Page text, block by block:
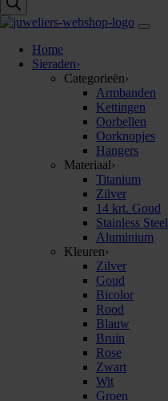
Home
Sieraden›
Categorieën›
Armbanden
Kettingen
Oorbellen
Oorknopjes
Hangers
Materiaal›
Titanium
Zilver
14 krt. Goud
Stainless Steel
Aluminium
Kleuren›
Zilver
Goud
Bicolor
Rood
Blauw
Bruin
Rose
Zwart
Wit
Groen